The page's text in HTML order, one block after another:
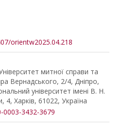
orientw2025.04.218
митної справи та
Вернадського, 2/4, Дніпро,
університет імені В. Н.
4, Харків, 61022, Україна
3432-3679